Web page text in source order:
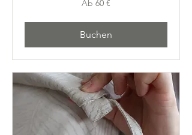
Ab 60 €
Buchen